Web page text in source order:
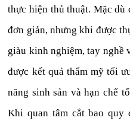
thực hiện thủ thuật. Mặc dù
đơn giản, nhưng khi được
giàu kinh nghiệm, tay nghề
được kết quả thẩm mỹ tối
năng sinh sản và hạn chế
Khi quan tâm cắt bao quy